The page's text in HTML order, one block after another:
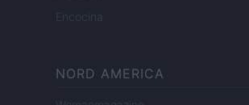
Encocina
NORD AMERICA